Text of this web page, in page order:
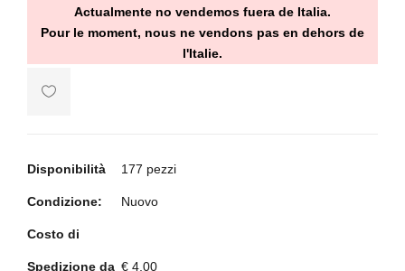
Actualmente no vendemos fuera de Italia.
Pour le moment, nous ne vendons pas en dehors de
l'Italie.
Disponibilità 177 pezzi
Condizione: Nuovo
Costo di
Spedizione da € 4,00